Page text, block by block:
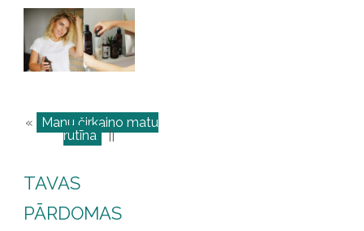
«
Manu čirkaino matu
rutīna ||
TAVAS
PĀRDOMAS